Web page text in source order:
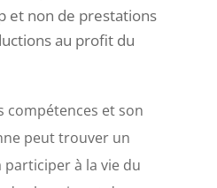
et non de prestations
au profit du
compétences et son
peut trouver un
à la vie du